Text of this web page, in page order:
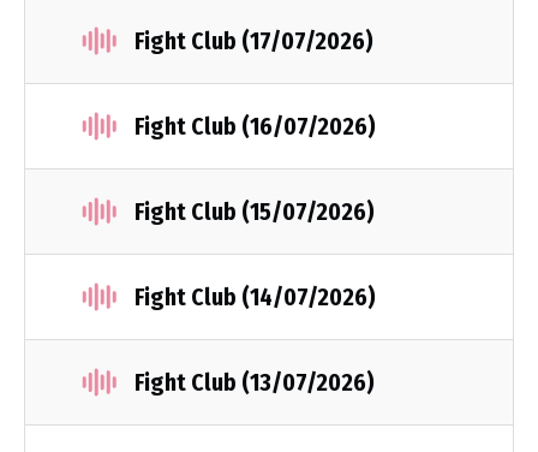
Fight Club (17/07/2026)
Fight Club (16/07/2026)
Fight Club (15/07/2026)
Fight Club (14/07/2026)
Fight Club (13/07/2026)